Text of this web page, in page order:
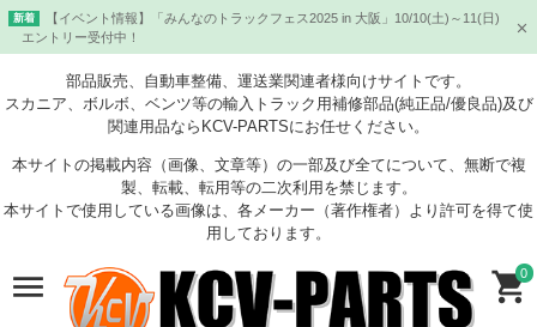
新着
【イベント情報】「みんなのトラックフェス2025 in 大阪」10/10(土)～11(日)
エントリー受付中！
部品販売、自動車整備、運送業関連者様向けサイトです。
スカニア、ボルボ、ベンツ等の輸入トラック用補修部品(純正品/優良品)及び
関連用品ならKCV-PARTSにお任せください。
本サイトの掲載内容（画像、文章等）の一部及び全てについて、無断で複
製、転載、転用等の二次利用を禁じます。
本サイトで使用している画像は、各メーカー（著作権者）より許可を得て使
用しております。
0